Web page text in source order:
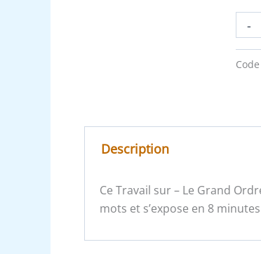
-
Description
Ce Travail sur – Le Grand
mots et s’expose en 8